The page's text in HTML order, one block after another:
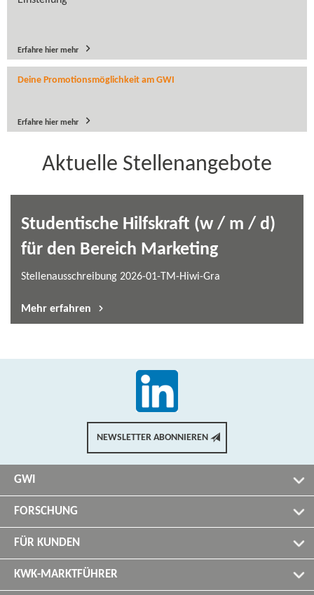
Erfahre hier mehr
Deine Promotionsmöglichkeit am GWI
Erfahre hier mehr
Aktuelle Stellenangebote
Studentische Hilfskraft (w / m / d)
für den Bereich Marketing
Stellenausschreibung 2026-01-​TM-Hiwi-Gra
Mehr erfahren
NEWSLETTER ABONNIEREN
GWI
FORSCHUNG
FÜR KUNDEN
KWK-MARKTFÜHRER